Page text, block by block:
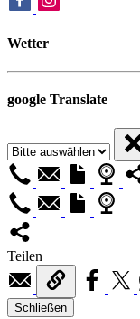
Wetter
google Translate
Teilen
Schließen